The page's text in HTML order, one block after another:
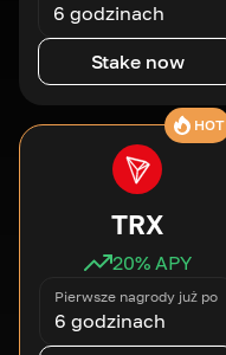
6 godzinach
Stake now
HOT
TRX
20% APY
Pierwsze nagrody już po
6 godzinach